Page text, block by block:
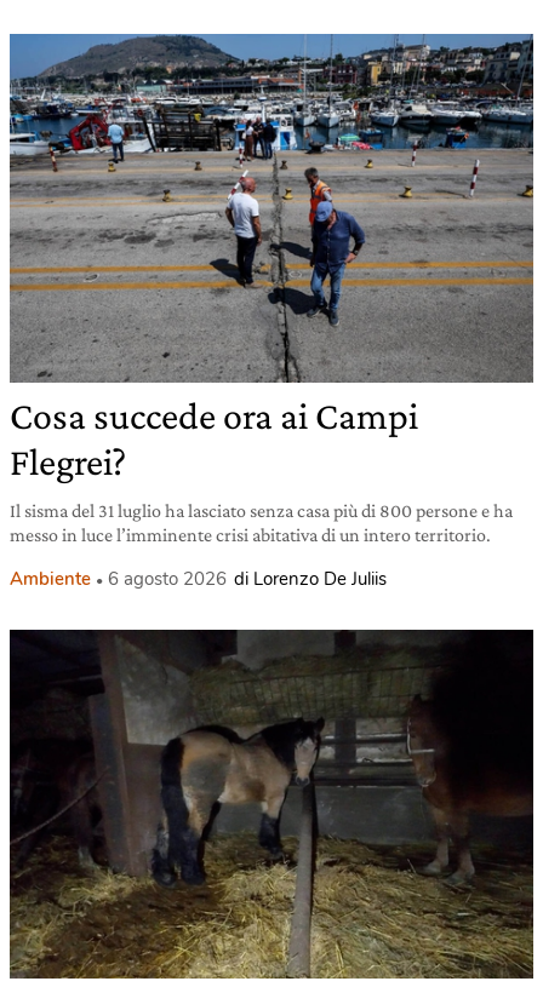
Cosa succede ora ai Campi
Flegrei?
Il sisma del 31 luglio ha lasciato senza casa più di 800 persone e ha
messo in luce l’imminente crisi abitativa di un intero territorio.
Ambiente 6 agosto 2026 di Lorenzo De Juliis